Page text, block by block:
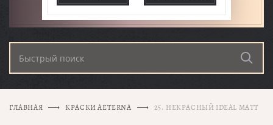
ГЛАВНАЯ КРАСКИ AETERNA 25. НЕКРАСНЫЙ IDEAL MATT